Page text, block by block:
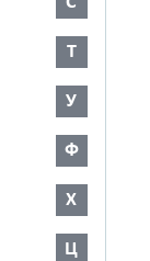
Т
У
Ф
Х
Ц